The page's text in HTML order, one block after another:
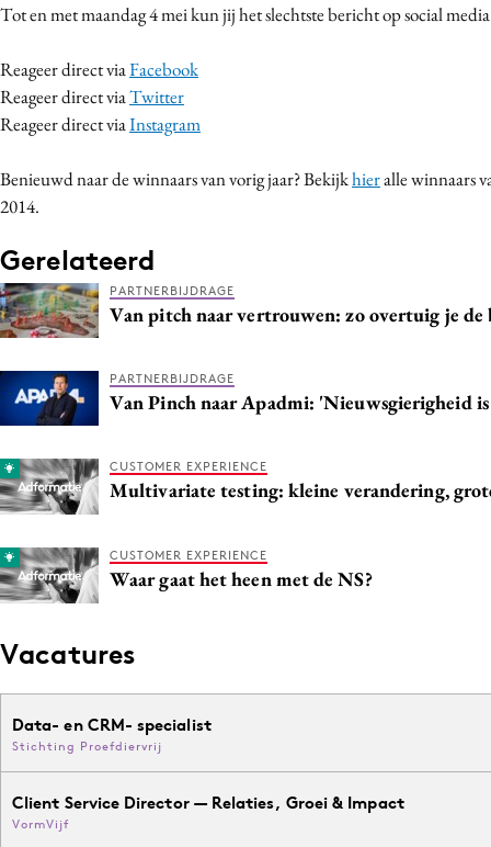
Tot en met maandag 4 mei kun jij het slechtste bericht op social
Reageer direct viaFacebook
Reageer direct viaTwitter
Reageer direct viaInstagram
Benieuwd naar de winnaars van vorig jaar? Bekijkhieralle winnaars
2014.
Gerelateerd
PARTNERBIJDRAGE
Van pitch naar vertrouwen: zo overtuig je de
PARTNERBIJDRAGE
Van Pinch naar Apadmi: 'Nieuwsgierigheid
CUSTOMER EXPERIENCE
Multivariate testing: kleine verandering,
CUSTOMER EXPERIENCE
Waar gaat het heen met de NS?
Vacatures
Data- en CRM- specialist
Stichting Proefdiervrij
Client Service Director — Relaties, Groei & Impact
VormVijf